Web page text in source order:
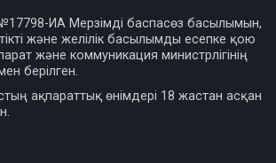
ИА Мерзімді баспасөз басылымын,
және желілік басылымды есепке қою
және коммуникация министрлігінің
берілген.
ақпараттық өнімдері 18 жастан асқан